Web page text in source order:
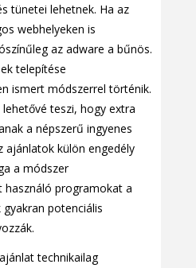
tünetei lehetnek. Ha az
webhelyeken is
az adware a bűnös.
telepítése
ismert módszerrel történik.
teszi, hogy extra
a népszerű ingyenes
ajánlatok külön engedély
a módszer
használó programokat a
potenciális
technikailag